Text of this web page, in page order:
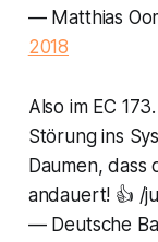
— Matthias
2018
Also im EC
Störung ins
Daumen,
andauert! 👍 /ju
— Deutsche